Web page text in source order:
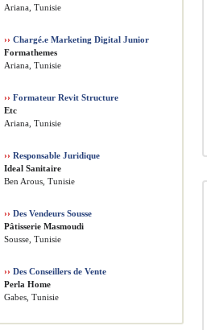
Ariana, Tunisie
›› Chargé.e Marketing Digital Junior
Formathemes
Ariana, Tunisie
›› Formateur Revit Structure
Etc
Ariana, Tunisie
›› Responsable Juridique
Ideal Sanitaire
Ben Arous, Tunisie
›› Des Vendeurs Sousse
Pâtisserie Masmoudi
Sousse, Tunisie
›› Des Conseillers de Vente
Perla Home
Gabes, Tunisie